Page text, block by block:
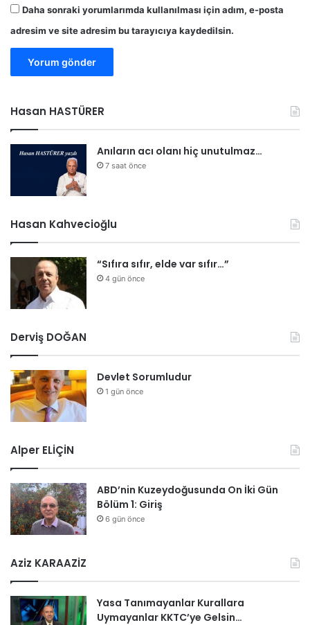
Daha sonraki yorumlarımda kullanılması için adım, e-posta
adresim ve site adresim bu tarayıcıya kaydedilsin.
Hasan HASTÜRER
Anıların acı olanı hiç unutulmaz…
7 saat önce
Hasan Kahvecioğlu
“Sıfıra sıfır, elde var sıfır…”
4 gün önce
Derviş DOĞAN
Devlet Sorumludur
1 gün önce
Alper ELİÇİN
ABD’nin Kuzeydoğusunda On İki Gün
Bölüm 1: Giriş
6 gün önce
Aziz KARAAZİZ
Yasa Tanımayanlar Kurallara
Uymayanlar KKTC’ye Gelsin…